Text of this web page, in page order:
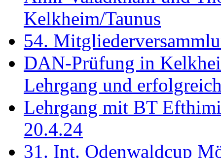
Kelkheim/Taunus
54.
DAN-Prüfung in
Lehrgang und
Lehrgang mit BT
20.4.24
31. Int. Odenwaldcup